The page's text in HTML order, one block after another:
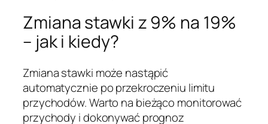
Zmiana stawki z 9% na 19%
– jak i kiedy?
Zmiana stawki może nastąpić
automatycznie po przekroczeniu limitu
przychodów. Warto na bieżąco monitorować
przychody i dokonywać prognoz